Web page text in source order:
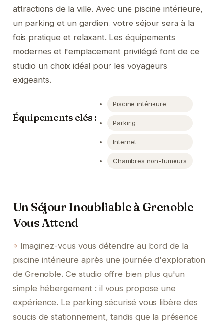
attractions de la ville. Avec une piscine intérieure,
un parking et un gardien, votre séjour sera à la
fois pratique et relaxant. Les équipements
modernes et l'emplacement privilégié font de ce
studio un choix idéal pour les voyageurs
exigeants.
Équipements clés :
Piscine intérieure
Parking
Internet
Chambres non-fumeurs
Un Séjour Inoubliable à Grenoble
Vous Attend
Imaginez-vous vous détendre au bord de la
piscine intérieure après une journée d'exploration
de Grenoble. Ce studio offre bien plus qu'un
simple hébergement : il vous propose une
expérience. Le parking sécurisé vous libère des
soucis de stationnement, tandis que la présence